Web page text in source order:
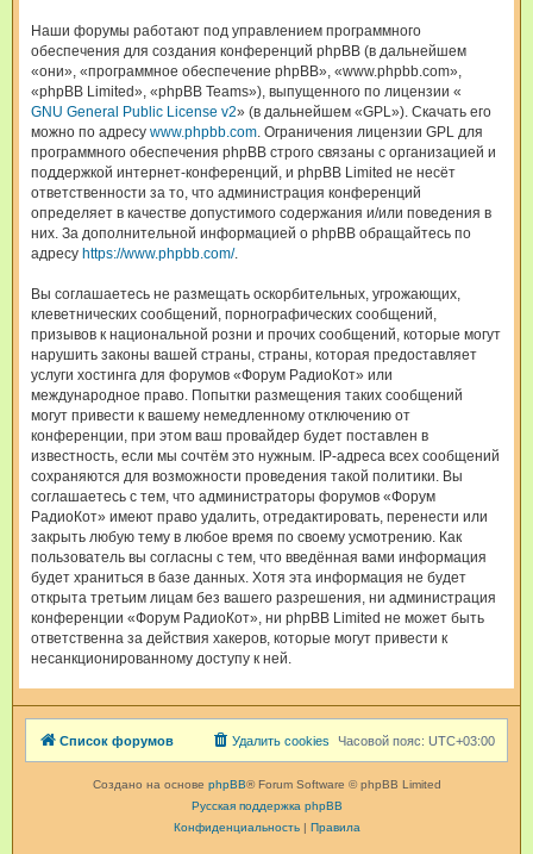
Наши форумы работают под управлением программного
обеспечения для создания конференций phpBB (в дальнейшем
«они», «программное обеспечение phpBB», «www.phpbb.com»,
«phpBB Limited», «phpBB Teams»), выпущенного по лицензии «
GNU General Public License v2» (в дальнейшем «GPL»). Скачать его
можно по адресу www.phpbb.com. Ограничения лицензии GPL для
программного обеспечения phpBB строго связаны с организацией и
поддержкой интернет-конференций, и phpBB Limited не несёт
ответственности за то, что администрация конференций
определяет в качестве допустимого содержания и/или поведения в
них. За дополнительной информацией о phpBB обращайтесь по
адресу https://www.phpbb.com/.
Вы соглашаетесь не размещать оскорбительных, угрожающих,
клеветнических сообщений, порнографических сообщений,
призывов к национальной розни и прочих сообщений, которые могут
нарушить законы вашей страны, страны, которая предоставляет
услуги хостинга для форумов «Форум РадиоКот» или
международное право. Попытки размещения таких сообщений
могут привести к вашему немедленному отключению от
конференции, при этом ваш провайдер будет поставлен в
известность, если мы сочтём это нужным. IP-адреса всех сообщений
сохраняются для возможности проведения такой политики. Вы
соглашаетесь с тем, что администраторы форумов «Форум
РадиоКот» имеют право удалить, отредактировать, перенести или
закрыть любую тему в любое время по своему усмотрению. Как
пользователь вы согласны с тем, что введённая вами информация
будет храниться в базе данных. Хотя эта информация не будет
открыта третьим лицам без вашего разрешения, ни администрация
конференции «Форум РадиоКот», ни phpBB Limited не может быть
ответственна за действия хакеров, которые могут привести к
несанкционированному доступу к ней.
Список форумов Часовой пояс: UTC+03:00
Удалить cookies
Создано на основе phpBB® Forum Software © phpBB Limited
Русская поддержка phpBB
Конфиденциальность| Правила